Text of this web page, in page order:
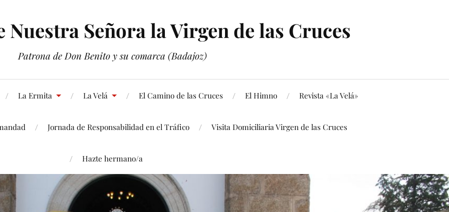
Señora la Virgen de las Cruces
Patrona de Don Benito y su comarca (Badajoz)
La Ermita La Velá El Camino de las Cruces El Himno Revista «La Velá»
Jornada de Responsabilidad en el Tráfico Visita Domiciliaria Virgen de las Cruces
Hazte hermano/a